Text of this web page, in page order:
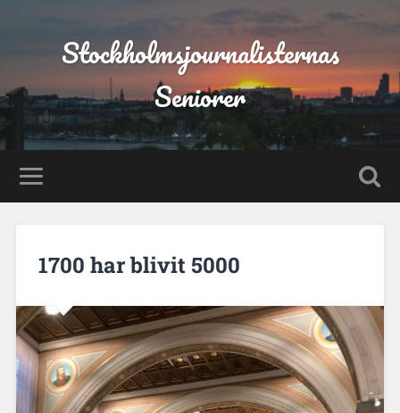
Stockholmsjournalisternas
Seniorer
1700 har blivit 5000